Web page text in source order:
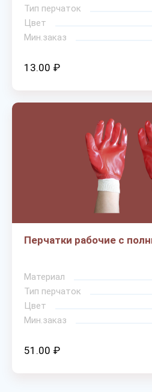
Тип перчаток
Цвет
Мин.заказ
13.00 ₽
Перчатки рабочие с
Материал
Тип перчаток
Цвет
Мин.заказ
51.00 ₽